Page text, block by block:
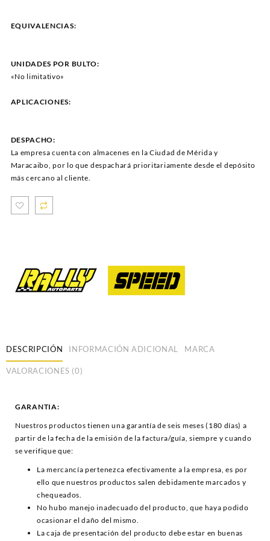
EQUIVALENCIAS:
UNIDADES POR BULTO:
«No limitativo»
APLICACIONES:
DESPACHO:
La empresa cuenta con almacenes en la Ciudad de Mérida y
Maracaibo, por lo que despachará prioritariamente desde el depósito
más cercano al cliente.
DESCRIPCIÓN INFORMACIÓN ADICIONAL MARCA
VALORACIONES (0)
GARANTIA:
Nuestros productos tienen una garantía de seis meses (180 días) a
partir de la fecha de la emisión de la factura/guía, siempre y cuando
se verifique que:
La mercancía pertenezca efectivamente a la empresa, es por
ello que nuestros productos salen debidamente marcados y
chequeados.
No hubo manejo inadecuado del producto, que haya podido
ocasionar el daño del mismo.
La caja de presentación del producto debe estar en buenas